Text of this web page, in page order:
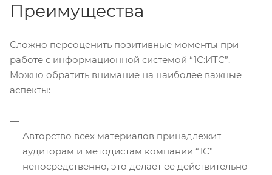
Преимущества
Сложно переоценить позитивные моменты при
работе с информационной системой “1С:ИТС”.
Можно обратить внимание на наиболее важные
аспекты:
Авторство всех материалов принадлежит
аудиторам и методистам компании “1С”
непосредственно, это делает ее действительно